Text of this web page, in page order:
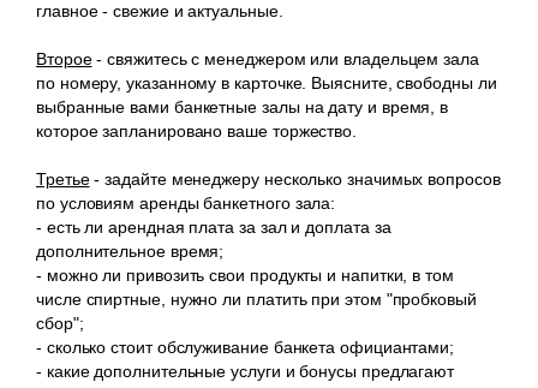
главное - свежие и актуальные.
Второе- свяжитесь с менеджером или владельцем зала
по номеру, указанному в карточке. Выясните, свободны ли
выбранные вами банкетные залы на дату и время, в
которое запланировано ваше торжество.
Третье- задайте менеджеру несколько значимых вопросов
по условиям аренды банкетного зала:
- есть ли арендная плата за зал и доплата за
дополнительное время;
- можно ли привозить свои продукты и напитки, в том
числе спиртные, нужно ли платить при этом "пробковый
сбор";
- сколько стоит обслуживание банкета официантами;
- какие дополнительные услуги и бонусы предлагают